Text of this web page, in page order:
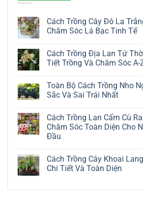
Cách Trồng Cây Đô La
Chăm Sóc Lá Bạc Tinh Tế
bình
luận
Cây
Đô
La
Thuật
Chăm
Sóc
Lá
Tế
Cách Trồng Địa Lan Tứ
Tiết Trồng Và Chăm Sóc A-
bình
luận
ở
Địa
Lan
Tứ
Thời:
Chi
Tiết
Trồng
Toàn Bộ Cách Trồng Nho
Sắc Và Sai Trái Nhất
bình
luận
ở
Toàn
Trồng
Nho
Ngón
Cách Trồng Lan Cẩm Cù
Chăm Sóc Toàn Diện Cho
Đầu
bình
luận
ở
Lan
Cách Trồng Cây Khoai
Chi Tiết Và Toàn Diện
bình